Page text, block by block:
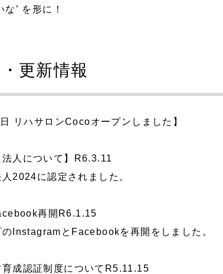
’ を形に！
更新情報
リハサロンCocoオープンしました】
法人について】R6.3.11
2024に認定されました。
再開R6.1.15
InstagramとFacebookを再開をしました。
育成認証制度についてR5.11.15